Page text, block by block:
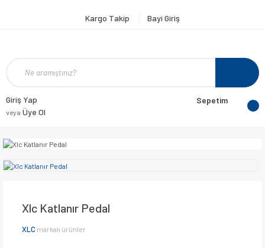
Kargo Takip Bayi Giriş
Giriş Yap
veya Üye Ol
Sepetim
Xlc Katlanır Pedal
XLC markalı ürünler